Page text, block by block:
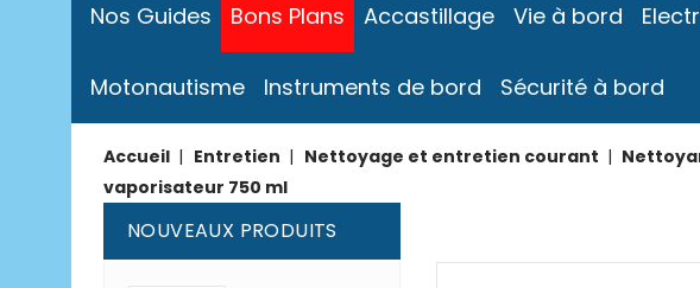
Nos Guides Bons Plans Accastillage Vie à bord
Motonautisme Instruments de bord Sécurité à bord
Accueil Entretien Nettoyage et entretien courant
vaporisateur 750 ml
NOUVEAUX PRODUITS